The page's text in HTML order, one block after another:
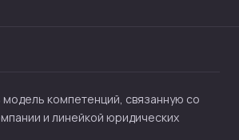
модель компетенций, связанную со
и линейкой юридических